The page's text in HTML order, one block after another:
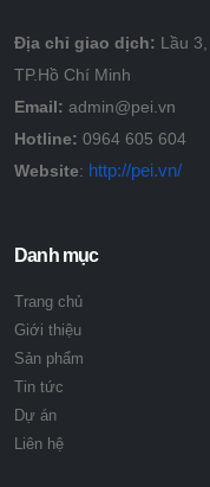
Địa chỉ giao dịch: Lầu
TP.Hồ Chí Minh
Email: admin@pei.vn
Hotline: 0964 605 604
Website: http://pei.vn/
Danh mục
Trang chủ
Giới thiệu
Sản phẩm
Tin tức
Dự án
Liên hệ